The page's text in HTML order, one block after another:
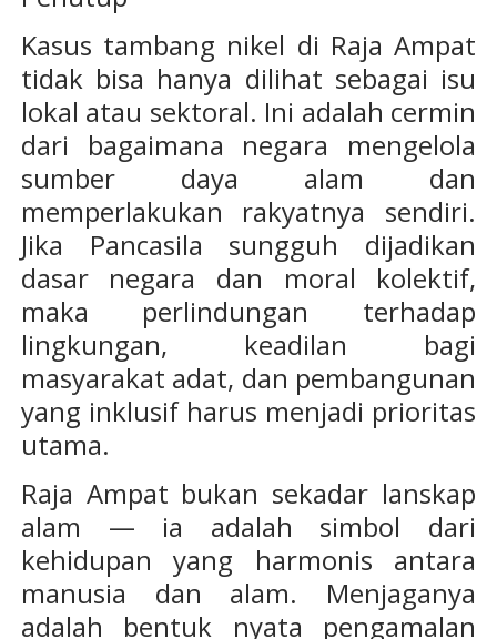
Kasus tambang nikel di Raja Ampat
tidak bisa hanya dilihat sebagai isu
lokal atau sektoral. Ini adalah cermin
dari bagaimana negara mengelola
sumber daya alam dan
memperlakukan rakyatnya sendiri.
Jika Pancasila sungguh dijadikan
dasar negara dan moral kolektif,
maka perlindungan terhadap
lingkungan, keadilan bagi
masyarakat adat, dan pembangunan
yang inklusif harus menjadi prioritas
utama.
Raja Ampat bukan sekadar lanskap
alam — ia adalah simbol dari
kehidupan yang harmonis antara
manusia dan alam. Menjaganya
adalah bentuk nyata pengamalan